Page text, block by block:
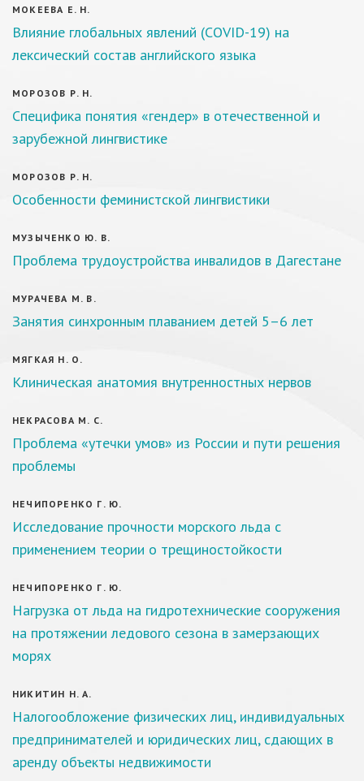
МОКЕЕВА Е. Н.
Влияние глобальных явлений (COVID-19) на
лексический состав английского языка
МОРОЗОВ Р. Н.
Специфика понятия «гендер» в отечественной и
зарубежной лингвистике
МОРОЗОВ Р. Н.
Особенности феминистской лингвистики
МУЗЫЧЕНКО Ю. В.
Проблема трудоустройства инвалидов в Дагестане
МУРАЧЕВА М. В.
Занятия синхронным плаванием детей 5–6 лет
МЯГКАЯ Н. О.
Клиническая анатомия внутренностных нервов
НЕКРАСОВА М. С.
Проблема «утечки умов» из России и пути решения
проблемы
НЕЧИПОРЕНКО Г. Ю.
Исследование прочности морского льда с
применением теории о трещиностойкости
НЕЧИПОРЕНКО Г. Ю.
Нагрузка от льда на гидротехнические сооружения
на протяжении ледового сезона в замерзающих
морях
НИКИТИН Н. А.
Налогообложение физических лиц, индивидуальных
предпринимателей и юридических лиц, сдающих в
аренду объекты недвижимости